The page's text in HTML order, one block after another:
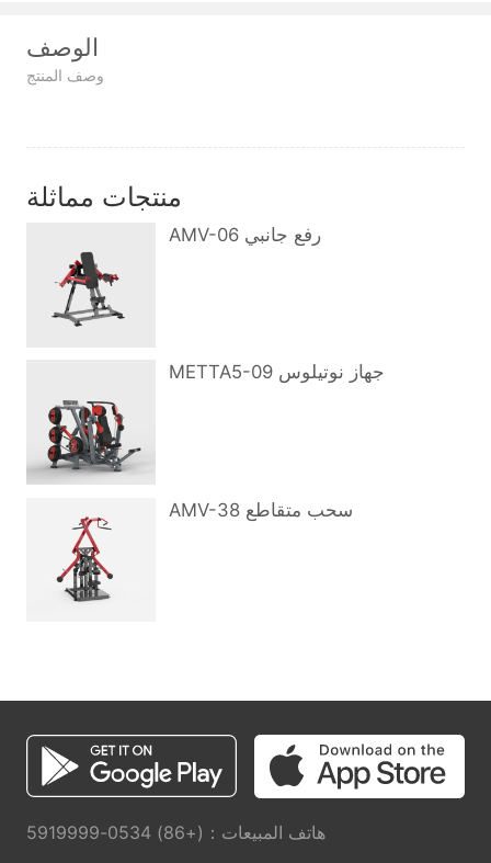
الوصف
وصف المنتج
منتجات مماثلة
AMV-06 رفع جانبي
METTA5-09 جهاز نوتيلوس
AMV-38 سحب متقاطع
هاتف المبيعات：(+86) 0534-5919999